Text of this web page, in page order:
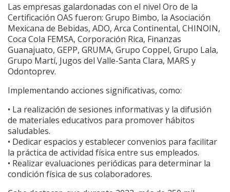
Las empresas galardonadas con el nivel Oro de la
Certificación OAS fueron: Grupo Bimbo, la Asociación
Mexicana de Bebidas, ADO, Arca Continental, CHINOIN,
Coca Cola FEMSA, Corporación Rica, Finanzas
Guanajuato, GEPP, GRUMA, Grupo Coppel, Grupo Lala,
Grupo Martí, Jugos del Valle-Santa Clara, MARS y
Odontoprev.
Implementando acciones significativas, como:
• La realización de sesiones informativas y la difusión
de materiales educativos para promover hábitos
saludables.
• Dedicar espacios y establecer convenios para facilitar
la práctica de actividad física entre sus empleados.
• Realizar evaluaciones periódicas para determinar la
condición física de sus colaboradores.